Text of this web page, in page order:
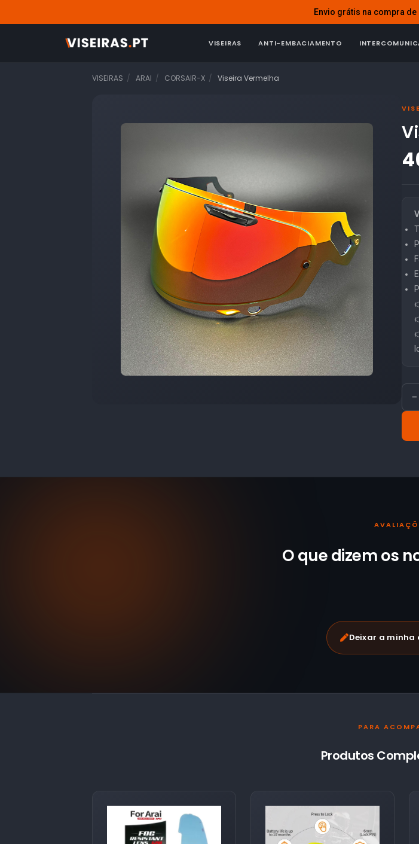
Envio grátis na compra
VISEIRAS ANTI-EMBACIAMENTO
VISEIRAS ARAI CORSAIR-X Viseira Vermelha
−
O que dizem os
Deixar a
PARA
Produtos